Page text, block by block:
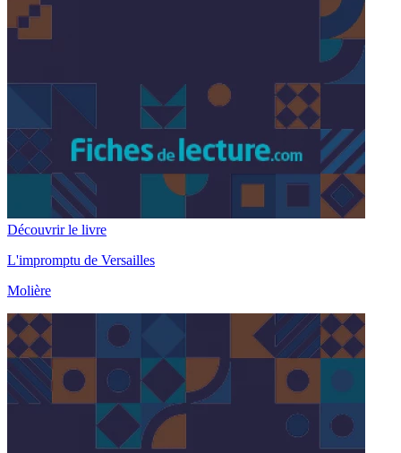
Découvrir le livre
L'impromptu de Versailles
Molière